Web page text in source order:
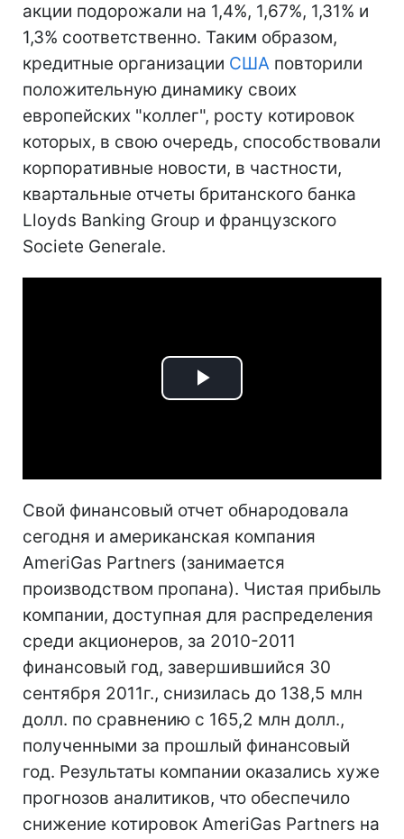
акции подорожали на 1,4%, 1,67%, 1,31% и
1,3% соответственно. Таким образом,
кредитные организации США повторили
положительную динамику своих
европейских "коллег", росту котировок
которых, в свою очередь, способствовали
корпоративные новости, в частности,
квартальные отчеты британского банка
Lloyds Banking Group и французского
Societe Generale.
Play
Свой финансовый отчет обнародовала
сегодня и американская компания
AmeriGas Partners (занимается
производством пропана). Чистая прибыль
компании, доступная для распределения
среди акционеров, за 2010-2011
финансовый год, завершившийся 30
сентября 2011г., снизилась до 138,5 млн
долл. по сравнению с 165,2 млн долл.,
полученными за прошлый финансовый
год. Результаты компании оказались хуже
прогнозов аналитиков, что обеспечило
снижение котировок AmeriGas Partners на